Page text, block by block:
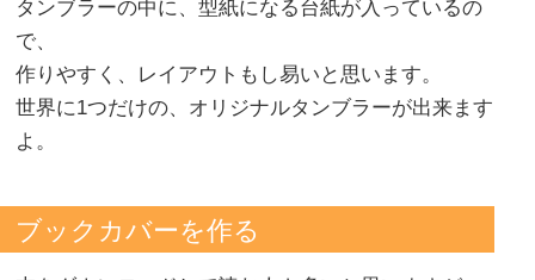
タンブラーの中に、型紙になる台紙が入っているの
で、
作りやすく、レイアウトもし易いと思います。
世界に1つだけの、オリジナルタンブラーが出来ます
よ。
ブックカバーを作る